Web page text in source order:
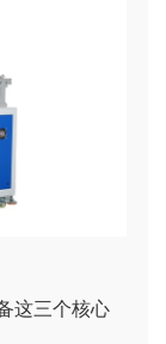
这三个核心